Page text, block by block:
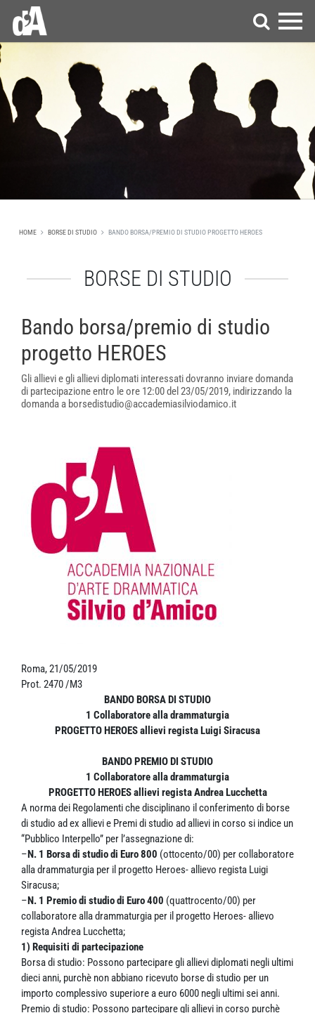
HOME BORSE DI STUDIO BANDO BORSA/PREMIO DI STUDIO PROGETTO HEROES
BORSE DI STUDIO
Bando borsa/premio di studio
progetto HEROES
Gli allievi e gli allievi diplomati interessati dovranno inviare domanda
di partecipazione entro le ore 12:00 del 23/05/2019, indirizzando la
domanda a borsedistudio@accademiasilviodamico.it
Roma, 21/05/2019
Prot. 2470 /M3
BANDO BORSA DI STUDIO
1 Collaboratore alla drammaturgia
PROGETTO HEROES allievi regista Luigi Siracusa
BANDO PREMIO DI STUDIO
1 Collaboratore alla drammaturgia
PROGETTO HEROES allievi regista Andrea Lucchetta
A norma dei Regolamenti che disciplinano il conferimento di borse
di studio ad ex allievi e Premi di studio ad allievi in corso si indice un
“Pubblico Interpello” per l’assegnazione di:
–N. 1 Borsa di studio di Euro 800 (ottocento/00) per collaboratore
alla drammaturgia per il progetto Heroes- allievo regista Luigi
Siracusa;
–N. 1 Premio di studio di Euro 400 (quattrocento/00) per
collaboratore alla drammaturgia per il progetto Heroes- allievo
regista Andrea Lucchetta;
1) Requisiti di partecipazione
Borsa di studio: Possono partecipare gli allievi diplomati negli ultimi
dieci anni, purchè non abbiano ricevuto borse di studio per un
importo complessivo superiore a euro 6000 negli ultimi sei anni.
Premio di studio: Possono partecipare gli allievi in corso purchè